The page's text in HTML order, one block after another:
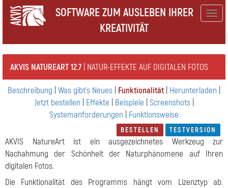
SOFTWARE ZUM AUSLEBEN IHRER
KREATIVITÄT
AKVIS NATUREART 12.7 | NATUR-EFFEKTE AUF DIGITALEN FOTOS
Beschreibung Was gibt's Neues Funktionalität Herunterladen
Jetzt bestellen
Effekte Beispiele Screenshots|
Systemanforderungen
Funktionsweise
BESTELLEN TESTVERSION
AKVIS NatureArt ist ein ausgezeichnetes Werkzeug zur
Nachahmung der Schönheit der Naturphänomene auf Ihren
digitalen Fotos.
Die Funktionalität des Programms hängt vom Lizenztyp ab.